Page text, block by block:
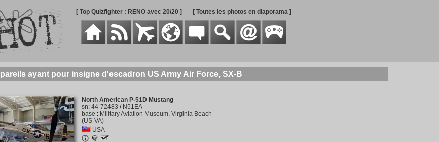
[ Top Quizfighter : RENO avec 20/20 ] [ Toutes les photos en diaporama ]
ayant pour insigne d'escadron US Army Air Force, SX-B
North American P-51D Mustang
sn: 44-72483 / N51EA
base : Military Aviation Museum, Virginia Beach
(US-VA)
USA